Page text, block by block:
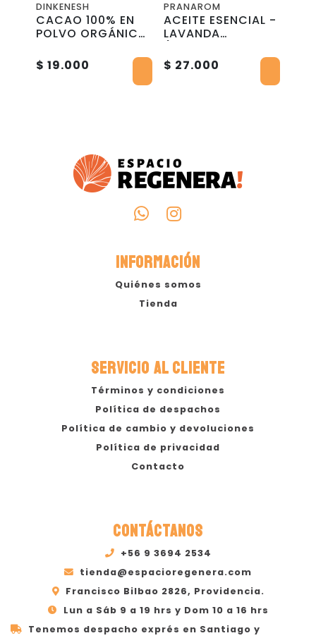
DINKENESH
CACAO 100% EN
POLVO ORGÁNICO
DINKENESH
$ 19.000
PRANAROM
ACEITE ESENCIAL -
LAVANDA
Angustifolia) bio
- 10mL
$ 27.000
INFORMACIÓN
Quiénes somos
Tienda
SERVICIO AL CLIENTE
Términos y condiciones
Política de despachos
Política de cambio y devoluciones
Política de privacidad
Contacto
CONTÁCTANOS
+56 9 3694 2534
tienda@espacioregenera.com
Francisco Bilbao 2826, Providencia.
Lun a Sáb 9 a 19 hrs y Dom 10 a 16 hrs
Tenemos despacho exprés en Santiago y